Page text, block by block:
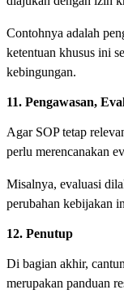
Contohnya adalah
ketentuan khusus ini
kebingungan.
11. Pengawasan,
Agar SOP tetap
perlu merencanakan
Misalnya, evaluasi
perubahan kebijakan
12. Penutup
Di bagian akhir,
merupakan panduan